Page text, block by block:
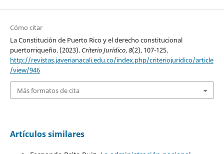
Cómo citar
La Constitución de Puerto Rico y el derecho constitucional
puertorriqueño. (2023). Criterio Jurídico,8(2), 107-125.
http://revistas.javerianacali.edu.co/index.php/criteriojuridico/article
/view/946
Más formatos de cita
Artículos similares